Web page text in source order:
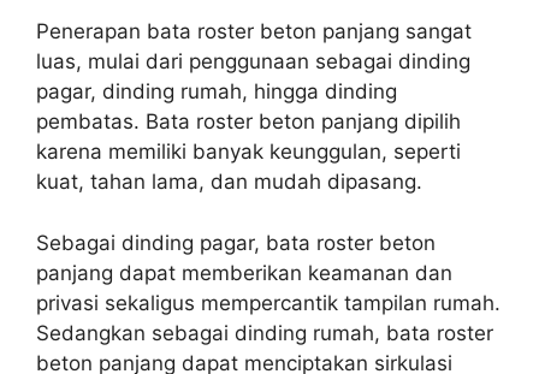
Penerapan bata roster beton panjang sangat
luas, mulai dari penggunaan sebagai dinding
pagar, dinding rumah, hingga dinding
pembatas. Bata roster beton panjang dipilih
karena memiliki banyak keunggulan, seperti
kuat, tahan lama, dan mudah dipasang.
Sebagai dinding pagar, bata roster beton
panjang dapat memberikan keamanan dan
privasi sekaligus mempercantik tampilan rumah.
Sedangkan sebagai dinding rumah, bata roster
beton panjang dapat menciptakan sirkulasi